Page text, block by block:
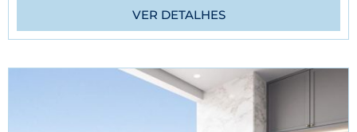
VER DETALHES